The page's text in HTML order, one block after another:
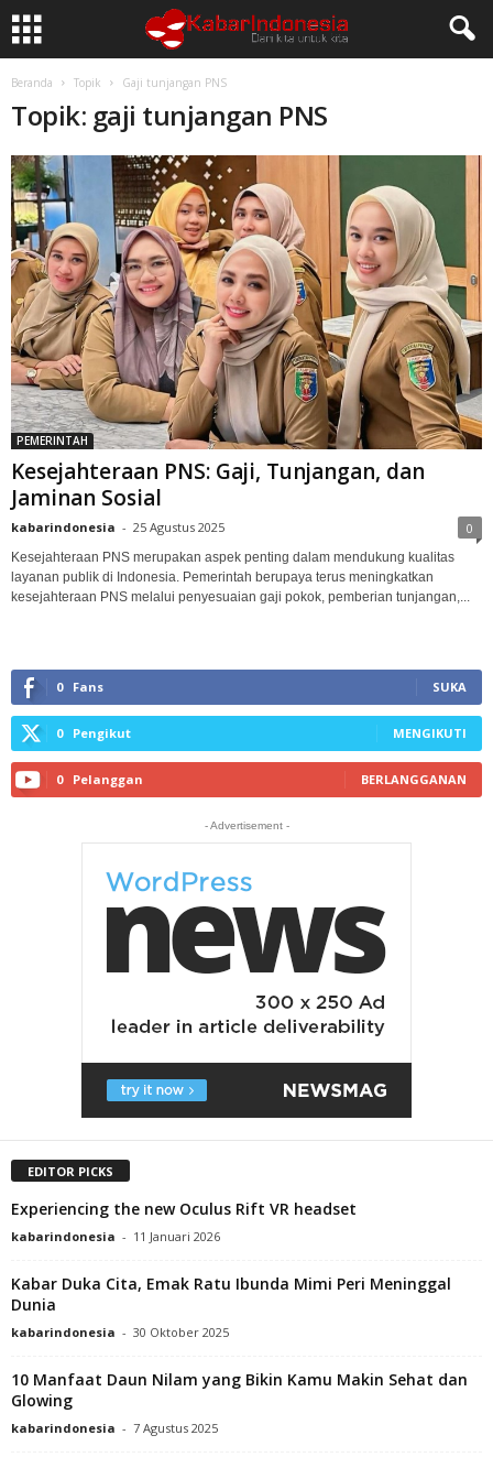
Beranda Topik Gaji tunjangan PNS
Topik: gaji tunjangan PNS
PEMERINTAH
Kesejahteraan PNS: Gaji, Tunjangan, dan
Jaminan Sosial
kabarindonesia - 25 Agustus 2025 0
Kesejahteraan PNS merupakan aspek penting dalam mendukung kualitas
layanan publik di Indonesia. Pemerintah berupaya terus meningkatkan
kesejahteraan PNS melalui penyesuaian gaji pokok, pemberian tunjangan,...
0 Fans SUKA
0 Pengikut MENGIKUTI
0 Pelanggan BERLANGGANAN
- Advertisement -
EDITOR PICKS
Experiencing the new Oculus Rift VR headset
kabarindonesia - 11 Januari 2026
Kabar Duka Cita, Emak Ratu Ibunda Mimi Peri Meninggal
Dunia
kabarindonesia - 30 Oktober 2025
10 Manfaat Daun Nilam yang Bikin Kamu Makin Sehat dan
Glowing
kabarindonesia - 7 Agustus 2025